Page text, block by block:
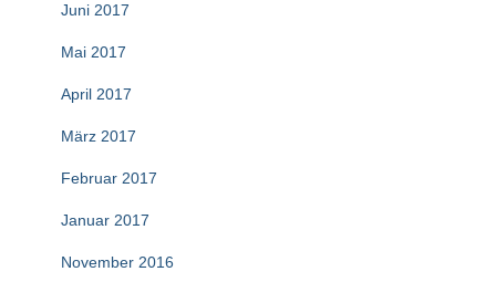
Juni 2017
Mai 2017
April 2017
März 2017
Februar 2017
Januar 2017
November 2016